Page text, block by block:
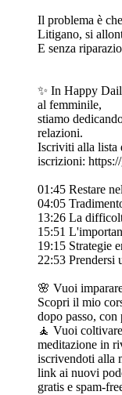
Il problema è
Litigano, si
E senza
✨ In Happy
al femminile,
stiamo
relazioni.
Iscriviti alla lista
iscrizioni:
01:45 Restare
04:05
13:26 La
15:51
19:15 Strategie
22:53 Prendersi
🌸 Vuoi
Scopri il mio
dopo passo,
🧘 Vuoi
meditazione in
iscrivendoti alla
link ai nuovi
gratis e spam-